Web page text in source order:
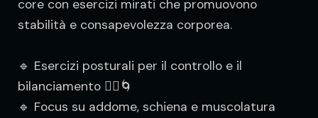
core con esercizi mirati che promuovono
stabilità e consapevolezza corporea.
🔹 Esercizi posturali per il controllo e il
bilanciamento 🧘‍♀️🌀
🔹 Focus su addome, schiena e muscolatura